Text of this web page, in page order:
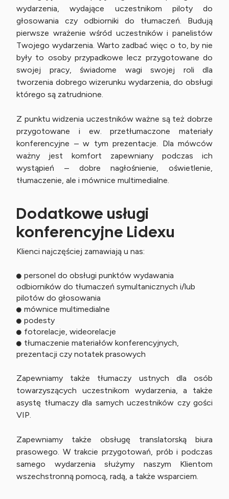
wydarzenia, wydające uczestnikom piloty do
głosowania czy odbiorniki do tłumaczeń. Budują
pierwsze wrażenie wśród uczestników i panelistów
Twojego wydarzenia. Warto zadbać więc o to, by nie
były to osoby przypadkowe lecz przygotowane do
swojej pracy, świadome wagi swojej roli dla
tworzenia dobrego wizerunku wydarzenia, do obsługi
którego są zatrudnione.
Z punktu widzenia uczestników ważne są też dobrze
przygotowane i ew. przetłumaczone materiały
konferencyjne – w tym prezentacje. Dla mówców
ważny jest komfort zapewniany podczas ich
wystąpień – dobre nagłośnienie, oświetlenie,
tłumaczenie, ale i mównice multimedialne.
Dodatkowe usługi
konferencyjne Lidexu
Klienci najczęściej zamawiają u nas:
personel do obsługi punktów wydawania
odbiorników do tłumaczeń symultanicznych i/lub
pilotów do głosowania
mównice multimedialne
podesty
fotorelacje, wideorelacje
tłumaczenie materiałów konferencyjnych,
prezentacji czy notatek prasowych
Zapewniamy także tłumaczy ustnych dla osób
towarzyszących uczestnikom wydarzenia, a także
asystę tłumaczy dla samych uczestników czy gości
VIP.
Zapewniamy także obsługę translatorską biura
prasowego. W trakcie przygotowań, prób i podczas
samego wydarzenia służymy naszym Klientom
wszechstronną pomocą, radą, a także wsparciem.